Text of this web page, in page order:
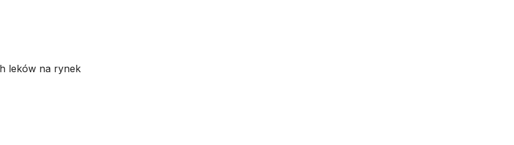
leków na rynek